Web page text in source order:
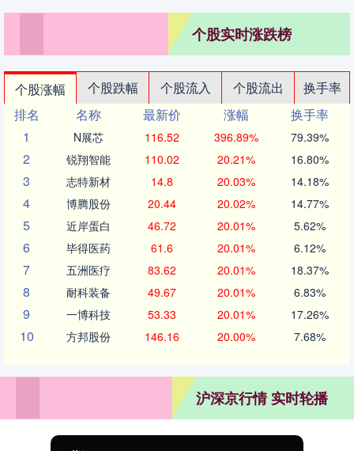
个股实时涨跌榜
个股涨幅 个股跌幅 个股流入 个股流出
换手率
排名
名称 最新价 涨幅
换手率
1
N展芯 116.52 396.89% 79.39%
2 锐翔智能 110.02 20.21% 16.80%
3 志特新材 14.8 20.03% 14.18%
4 博腾股份 20.44 20.02% 14.77%
5 近岸蛋白 46.72 20.01% 5.62%
6 毕得医药 61.6 20.01% 6.12%
7 五洲医疗 83.62 20.01% 18.37%
8 耐科装备 49.67 20.01% 6.83%
9 一博科技 53.33 20.01% 17.26%
10 方邦股份 146.16 20.00% 7.68%
沪深京行情 实时轮播